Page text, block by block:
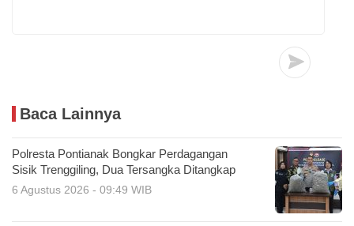
Baca Lainnya
Polresta Pontianak Bongkar Perdagangan
Sisik Trenggiling, Dua Tersangka Ditangkap
6 Agustus 2026 - 09:49 WIB